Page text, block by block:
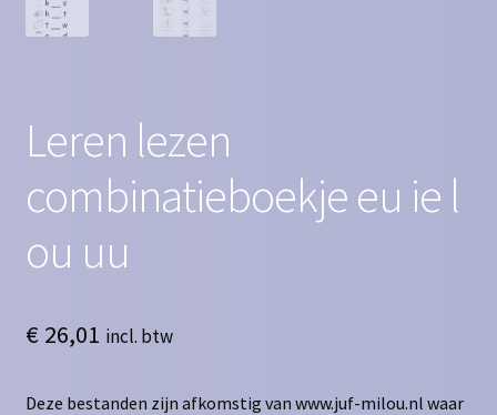
Leren lezen
combinatieboekje eu ie l
ou uu
€26,01 incl. btw
Deze bestanden zijn afkomstig van www.juf-milou.nl waar